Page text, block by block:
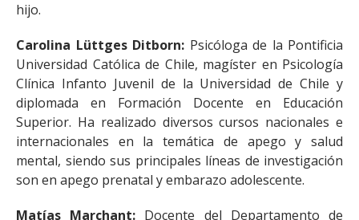
hijo.
Carolina Lüttges Ditborn: Psicóloga de la Pontificia
Universidad Católica de Chile, magíster en Psicología
Clínica Infanto Juvenil de la Universidad de Chile y
diplomada en Formación Docente en Educación
Superior. Ha realizado diversos cursos nacionales e
internacionales en la temática de apego y salud
mental, siendo sus principales líneas de investigación
son en apego prenatal y embarazo adolescente.
Matías Marchant: Docente del Departamento de